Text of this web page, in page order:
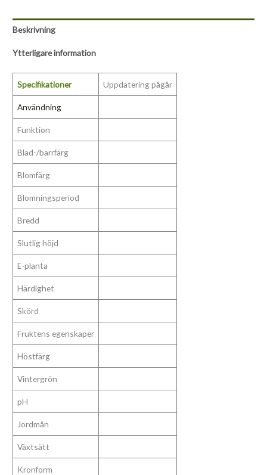
Beskrivning
Ytterligare information
Specifikationer Uppdatering pågår
Användning
Funktion
Blad-/barrfärg
Blomfärg
Blomningsperiod
Bredd
Slutlig höjd
E-planta
Härdighet
Skörd
Fruktens egenskaper
Höstfärg
Vintergrön
pH
Jordmån
Växtsätt
Kronform